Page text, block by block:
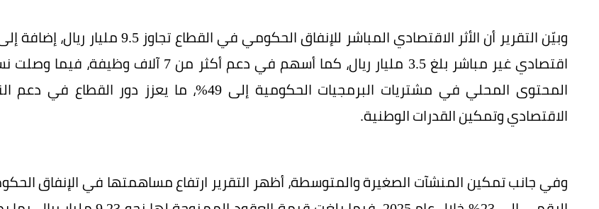
وبيّن التقرير أن الأثر الاقتصادي المباشر للإنفاق الحكومي في القطاع تجاوز 9.5 مليار
اقتصادي غير مباشر بلغ 3.5 مليار ريال، كما أسهم في دعم أكثر من 7 آلاف وظيفة،
المحتوى المحلي في مشتريات البرمجيات الحكومية إلى 49%، ما يعزز دور القطاع في
الاقتصادي وتمكين القدرات الوطنية.
وفي جانب تمكين المنشآت الصغيرة والمتوسطة، أظهر التقرير ارتفاع مساهمتها في الإنفاق